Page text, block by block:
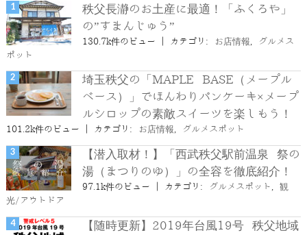
秩父長瀞のお土産に最適！「ふくろや」
の”すまんじゅう”
130.7k件のビュー カテゴリ: お店情報
グルメス
ポット
埼玉秩父の「MAPLE BASE（メープル
ベース）」でほんわりパンケーキ×メープ
ルシロップの素敵スイーツを楽しもう！
101.2k件のビュー カテゴリ: お店情報, グルメスポット
【潜入取材！】「西武秩父駅前温泉 祭の
湯（まつりのゆ）」の全容を徹底紹介！
97.1k件のビュー カテゴリ: グルメスポット , 観
光/アウトドア
【随時更新】2019年台風19号 秩父地域